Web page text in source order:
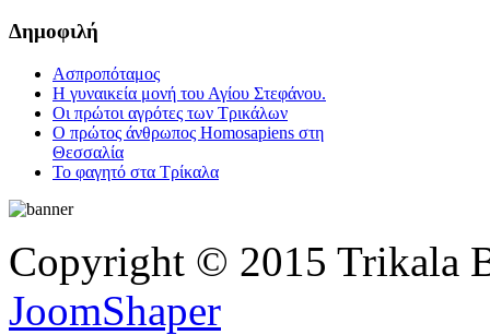
Δημοφιλή
Ασπροπόταμος
Η γυναικεία μονή του Αγίου Στεφάνου.
Οι πρώτοι αγρότες των Τρικάλων
Ο πρώτος άνθρωπος Homosapiens στη
Θεσσαλία
Το φαγητό στα Τρίκαλα
Copyright © 2015 Trikala
JoomShaper